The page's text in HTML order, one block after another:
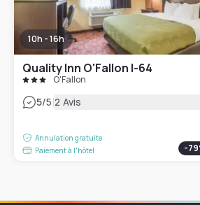
10h - 16h
Quality Inn O'Fallon I-64
O'Fallon
5/5|2 Avis
Annulation gratuite
Paiement à l'hôtel
-79